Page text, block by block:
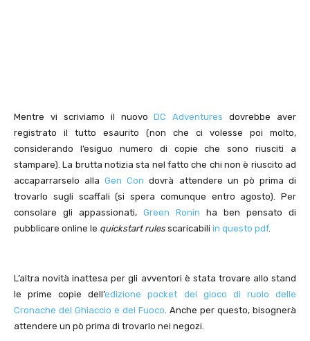
Mentre vi scriviamo il nuovoDC Adventures dovrebbe aver
registrato il tutto esaurito (non che ci volesse poi molto,
considerando l’esiguo numero di copie che sono riusciti a
stampare). La brutta notizia sta nel fatto che chi non è riuscito ad
accaparrarselo allaGen Con dovrà attendere un pò prima di
trovarlo sugli scaffali (si spera comunque entro agosto). Per
consolare gli appassionati, Green Ronin ha ben pensato di
pubblicare online le quickstart rules scaricabili in questo pdf.
L’altra novità inattesa per gli avventori è stata trovare allo stand
le prime copie dell’edizione pocket del gioco di ruolo delle
Cronache del Ghiaccio e del Fuoco. Anche per questo, bisognerà
attendere un pò prima di trovarlo nei negozi.